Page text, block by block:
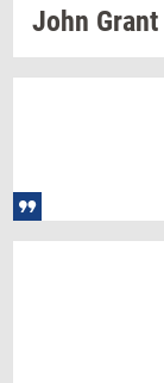
John Grant